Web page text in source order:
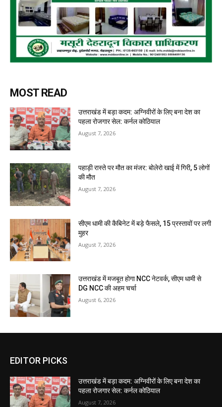
MOST READ
उत्तराखंड में बड़ा कदम: अग्निवीरों के लिए बना देश का
पहला रोजगार सेल: कर्नल कोठियाल
August 7, 2026
पहाड़ी रास्ते पर मौत का मंजर: बोलेरो खाई में गिरी, 5 लोगों
की मौत
August 7, 2026
सीएम धामी की कैबिनेट में बड़े फैसले, 15 प्रस्तावों पर लगी
मुहर
August 7, 2026
उत्तराखंड में मजबूत होगा NCC नेटवर्क, सीएम धामी से
DG NCC की अहम चर्चा
August 6, 2026
EDITOR PICKS
उत्तराखंड में बड़ा कदम: अग्निवीरों के लिए बना देश का
पहला रोजगार सेल: कर्नल कोठियाल
August 7, 2026